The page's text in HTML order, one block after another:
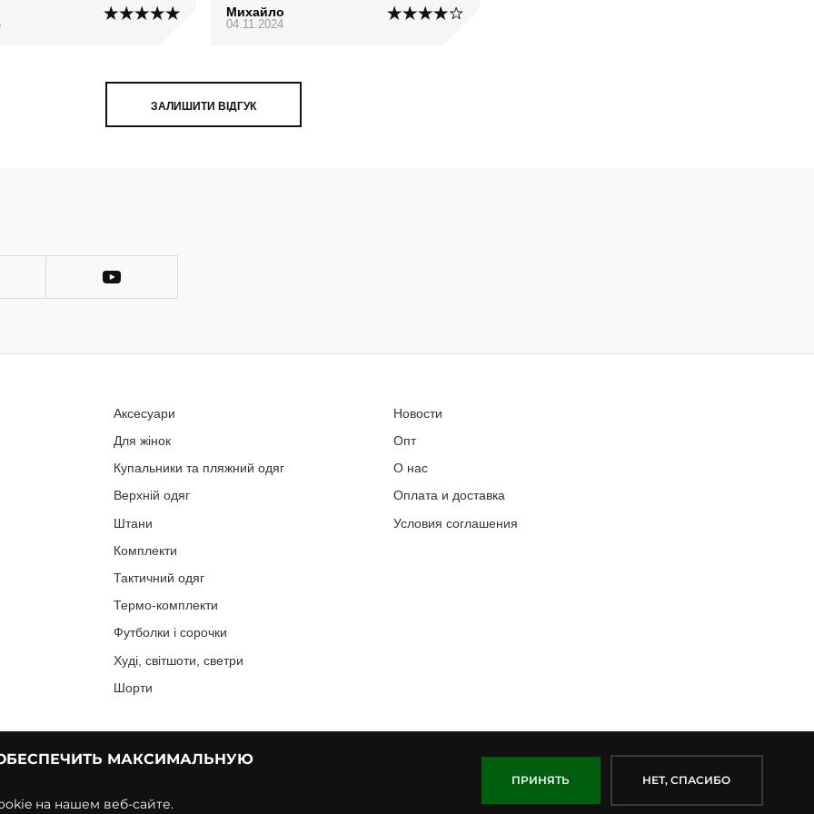
МАКСИМАЛЬНУЮ
на нашем веб-сайте.
ПРИНЯТЬ НЕТ, СПАСИБО
Михайло
04.11.2024
ЗАЛИШИТИ ВІДГУК
Аксесуари
Для жінок
Купальники та пляжний одяг
Верхній одяг
Штани
Комплекти
Тактичний одяг
Термо-комплекти
Футболки і сорочки
Худі, світшоти, светри
Шорти
Новости
Опт
О нас
Оплата и доставка
Условия соглашения